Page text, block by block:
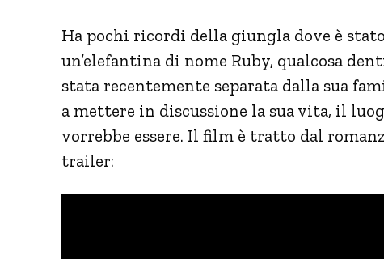
Ha pochi ricordi della giungla dove è
un’elefantina di nome Ruby, qualcosa
stata recentemente separata dalla sua
a mettere in discussione la sua vita, il
vorrebbe essere. Il film è tratto dal
trailer: